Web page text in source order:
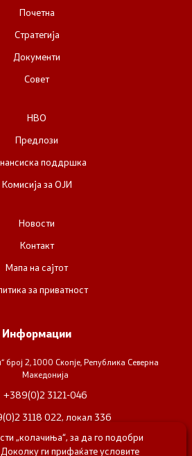
Почетна
Стратегија
Документи
Совет
НВО
Предлози
поддршка
Комисија за ОЈИ
Новости
Контакт
Мапа на сајтот
за приватност
Информации
број 2, 1000 Скопје, Република Северна
Македонија
+389(0)2 3121-046
3118 022, локал 336
„колачиња“, за да го подобри
ги прифаќате условите